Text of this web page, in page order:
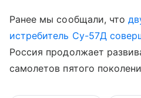
Ранее мы сообщали, что
истребитель Су-57Д
Россия продолжает
самолетов пятого